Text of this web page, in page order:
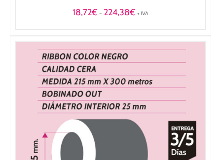
18,72€ - 224,38€Rango
+ IVA